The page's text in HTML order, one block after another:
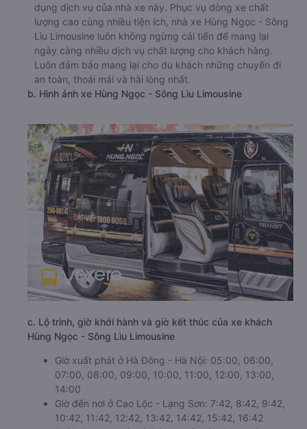
dụng dịch vụ của nhà xe này. Phục vụ dòng xe chất
lượng cao cùng nhiều tiện ích, nhà xe Hùng Ngọc - Sông
Lìu Limousine luôn không ngừng cải tiến để mang lại
ngày càng nhiều dịch vụ chất lượng cho khách hàng.
Luôn đảm bảo mang lại cho du khách những chuyến đi
an toàn, thoái mái và hài lòng nhất.
b. Hình ảnh xe Hùng Ngọc - Sông Lìu Limousine
c. Lộ trình, giờ khởi hành và giờ kết thúc của xe khách
Hùng Ngọc - Sông Lìu Limousine
Giờ xuất phát ở Hà Đông - Hà Nội: 05:00, 06:00,
07:00, 08:00, 09:00, 10:00, 11:00, 12:00, 13:00,
14:00
Giờ đến nơi ở Cao Lộc - Lạng Sơn: 7:42, 8:42, 9:42,
10:42, 11:42, 12:42, 13:42, 14:42, 15:42, 16:42